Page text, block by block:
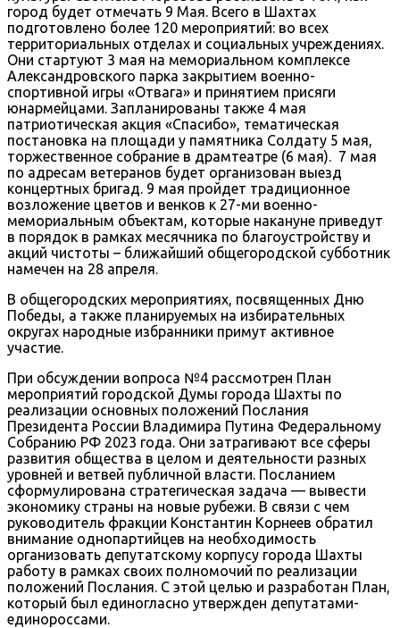
город будет отмечать 9 Мая. Всего в Шахтах
подготовлено более 120 мероприятий: во всех
территориальных отделах и социальных учреждениях.
Они стартуют 3 мая на мемориальном комплексе
Александровского парка закрытием военно-
спортивной игры «Отвага» и принятием присяги
юнармейцами. Запланированы также 4 мая
патриотическая акция «Спасибо», тематическая
постановка на площади у памятника Солдату 5 мая,
торжественное собрание в драмтеатре (6 мая). 7 мая
по адресам ветеранов будет организован выезд
концертных бригад. 9 мая пройдет традиционное
возложение цветов и венков к 27-ми военно-
мемориальным объектам, которые накануне приведут
в порядок в рамках месячника по благоустройству и
акций чистоты – ближайший общегородской субботник
намечен на 28 апреля.
В общегородских мероприятиях, посвященных Дню
Победы, а также планируемых на избирательных
округах народные избранники примут активное
участие.
При обсуждении вопроса №4 рассмотрен План
мероприятий городской Думы города Шахты по
реализации основных положений Послания
Президента России Владимира Путина Федеральному
Собранию РФ 2023 года. Они затрагивают все сферы
развития общества в целом и деятельности разных
уровней и ветвей публичной власти. Посланием
сформулирована стратегическая задача — вывести
экономику страны на новые рубежи. В связи с чем
руководитель фракции Константин Корнеев обратил
внимание однопартийцев на необходимость
организовать депутатскому корпусу города Шахты
работу в рамках своих полномочий по реализации
положений Послания. С этой целью и разработан План,
который был единогласно утвержден депутатами-
единороссами.